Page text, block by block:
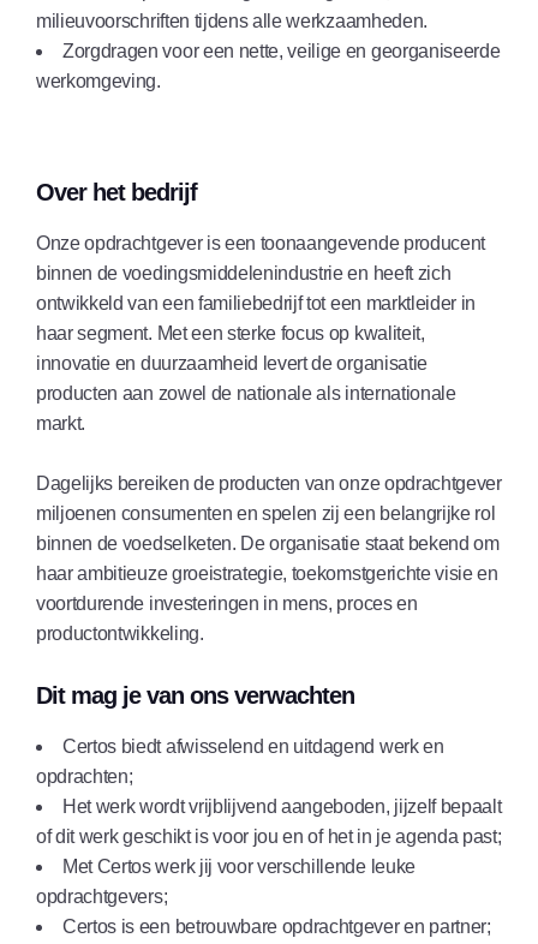
milieuvoorschriften tijdens alle werkzaamheden.
Zorgdragen voor een nette, veilige en georganiseerde
werkomgeving.
Over het bedrijf
Onze opdrachtgever is een toonaangevende producent
binnen de voedingsmiddelenindustrie en heeft zich
ontwikkeld van een familiebedrijf tot een marktleider in
haar segment. Met een sterke focus op kwaliteit,
innovatie en duurzaamheid levert de organisatie
producten aan zowel de nationale als internationale
markt.
Dagelijks bereiken de producten van onze opdrachtgever
miljoenen consumenten en spelen zij een belangrijke rol
binnen de voedselketen. De organisatie staat bekend om
haar ambitieuze groeistrategie, toekomstgerichte visie en
voortdurende investeringen in mens, proces en
productontwikkeling.
Dit mag je van ons verwachten
Certos biedt afwisselend en uitdagend werk en
opdrachten;
Het werk wordt vrijblijvend aangeboden, jijzelf bepaalt
of dit werk geschikt is voor jou en of het in je agenda past;
Met Certos werk jij voor verschillende leuke
opdrachtgevers;
Certos is een betrouwbare opdrachtgever en partner;